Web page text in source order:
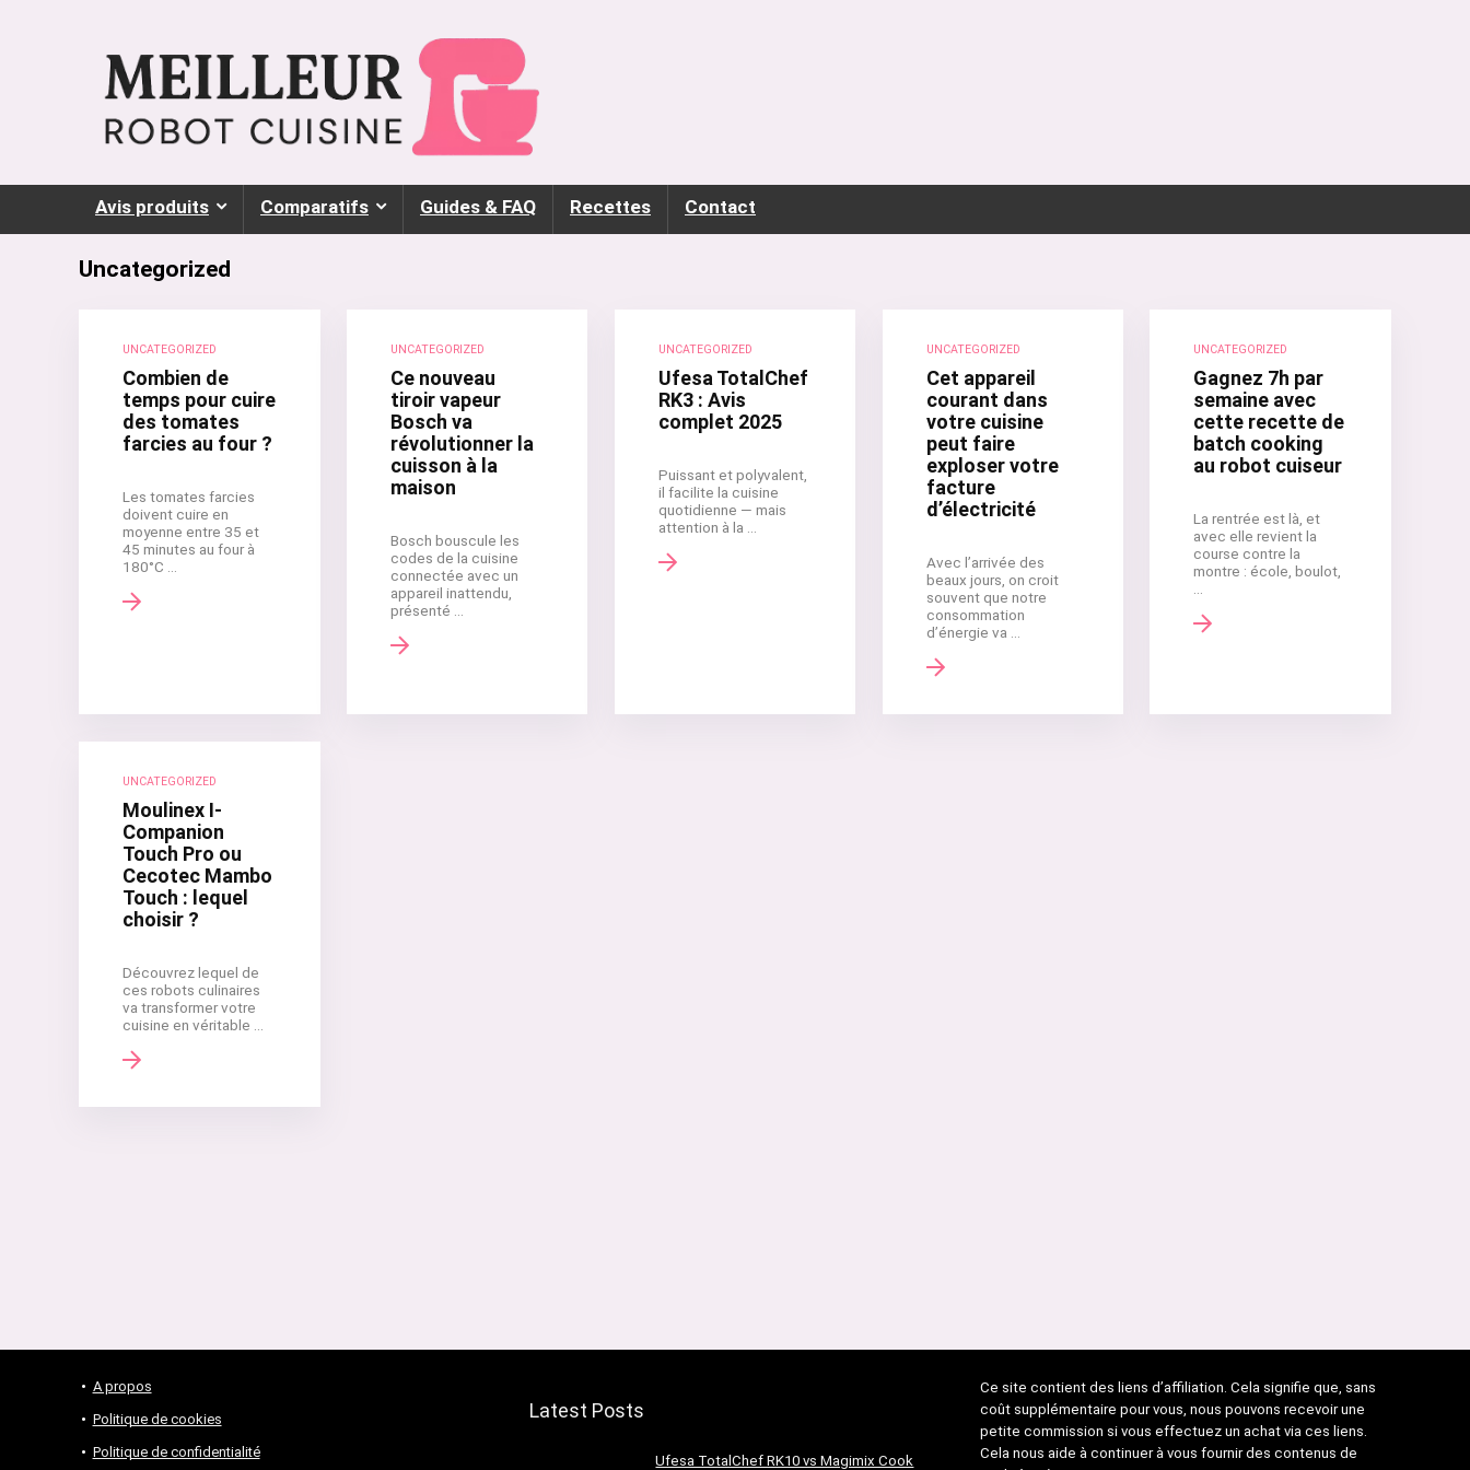
Avis produits Comparatifs Guides & FAQ Recettes Contact
Uncategorized
UNCATEGORIZED
Combien de
temps pour cuire
des tomates
farcies au four ?
Les tomates farcies
doivent cuire en
moyenne entre 35 et
45 minutes au four à
180°C ...
UNCATEGORIZED
Ce nouveau
tiroir vapeur
Bosch va
révolutionner la
cuisson à la
maison
Bosch bouscule les
codes de la cuisine
connectée avec un
appareil inattendu,
présenté ...
UNCATEGORIZED
Ufesa TotalChef
RK3 : Avis
complet 2025
Puissant et polyvalent,
il facilite la cuisine
quotidienne — mais
attention à la ...
UNCATEGORIZED
Cet appareil
courant dans
votre cuisine
peut faire
exploser votre
facture
d’électricité
Avec l’arrivée des
beaux jours, on croit
souvent que notre
consommation
d’énergie va ...
UNCATEGORIZED
Gagnez 7h par
semaine avec
cette recette de
batch cooking
au robot cuiseur
La rentrée est là, et
avec elle revient la
course contre la
montre : école, boulot,
...
UNCATEGORIZED
Moulinex I-
Companion
Touch Pro ou
Cecotec Mambo
Touch : lequel
choisir ?
Découvrez lequel de
ces robots culinaires
va transformer votre
cuisine en véritable ...
A propos
Politique de cookies
Politique de confidentialité
Latest Posts
Ufesa TotalChef RK10 vs Magimix Cook
Ce site contient des liens d’affiliation. Cela signifie que, sans
coût supplémentaire pour vous, nous pouvons recevoir une
petite commission si vous effectuez un achat via ces liens.
Cela nous aide à continuer à vous fournir des contenus de